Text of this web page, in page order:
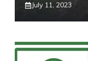
July 11, 2023